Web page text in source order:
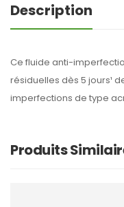
Description
Ce fluide anti-
résiduelles dès 5 jours¹
imperfections de type
Produits